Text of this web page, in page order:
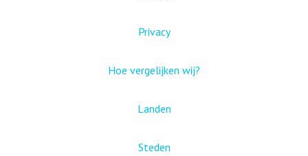
Privacy
Hoe vergelijken wij?
Landen
Steden